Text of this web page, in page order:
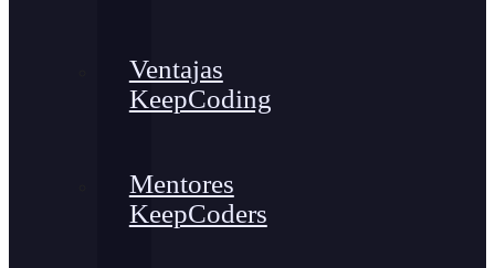
Ventajas
KeepCoding
Mentores
KeepCoders